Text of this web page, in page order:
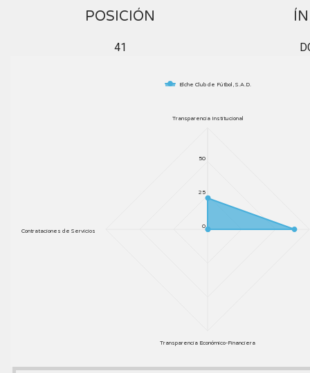
POSICIÓN
41
Elche Club de Fútbol, S.A.D.
Transparencia Institucional
Transparencia Económico-Financiera
Contrataciones de Servicios
0
25
50